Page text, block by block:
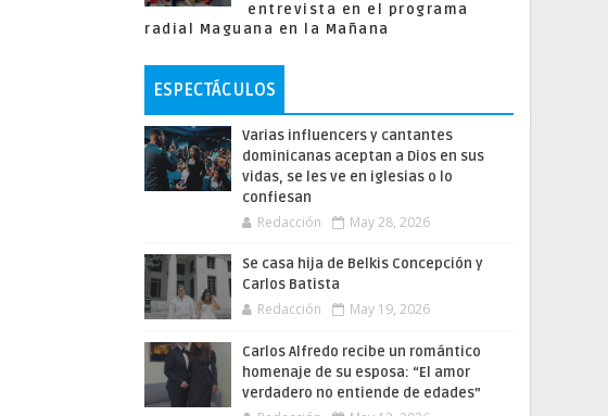
entrevista en el programa
radial Maguana en la Mañana
ESPECTÁCULOS
Varias influencers y cantantes
dominicanas aceptan a Dios en sus
vidas, se les ve en iglesias o lo
confiesan
Redacción May 28, 2026
Se casa hija de Belkis Concepción y
Carlos Batista
Redacción May 19, 2026
Carlos Alfredo recibe un romántico
homenaje de su esposa: “El amor
verdadero no entiende de edades”